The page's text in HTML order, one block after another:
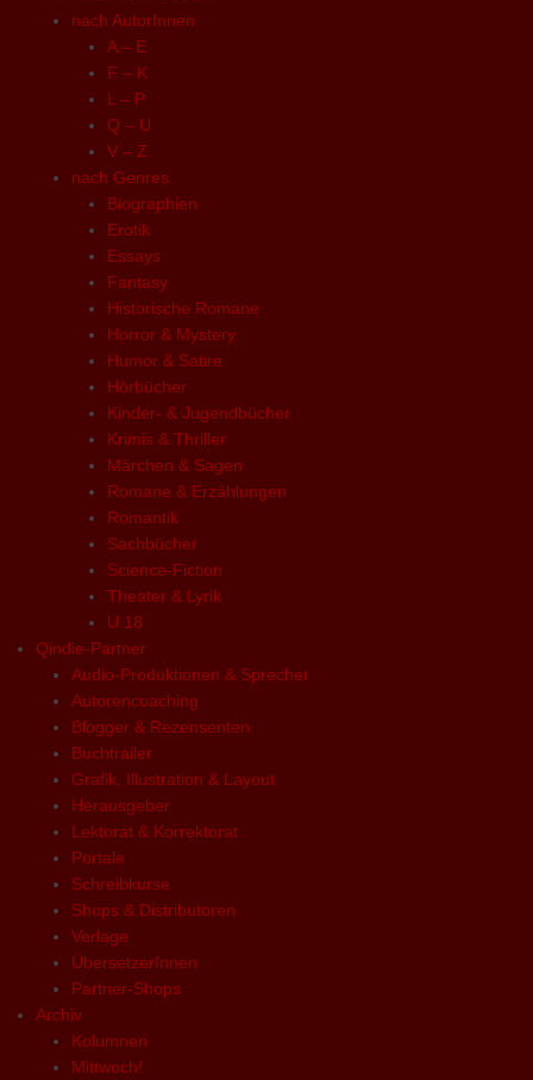
nach AutorInnen
A – E
F – K
L – P
Q – U
V – Z
nach Genres
Biographien
Erotik
Essays
Fantasy
Historische Romane
Horror & Mystery
Humor & Satire
Hörbücher
Kinder- & Jugendbücher
Krimis & Thriller
Märchen & Sagen
Romane & Erzählungen
Romantik
Sachbücher
Science-Fiction
Theater & Lyrik
U 18
Qindie-Partner
Audio-Produktionen & Sprecher
Autorencoaching
Blogger & Rezensenten
Buchtrailer
Grafik, Illustration & Layout
Herausgeber
Lektorat & Korrektorat
Portale
Schreibkurse
Shops & Distributoren
Verlage
ÜbersetzerInnen
Partner-Shops
Archiv
Kolumnen
Mittwoch!